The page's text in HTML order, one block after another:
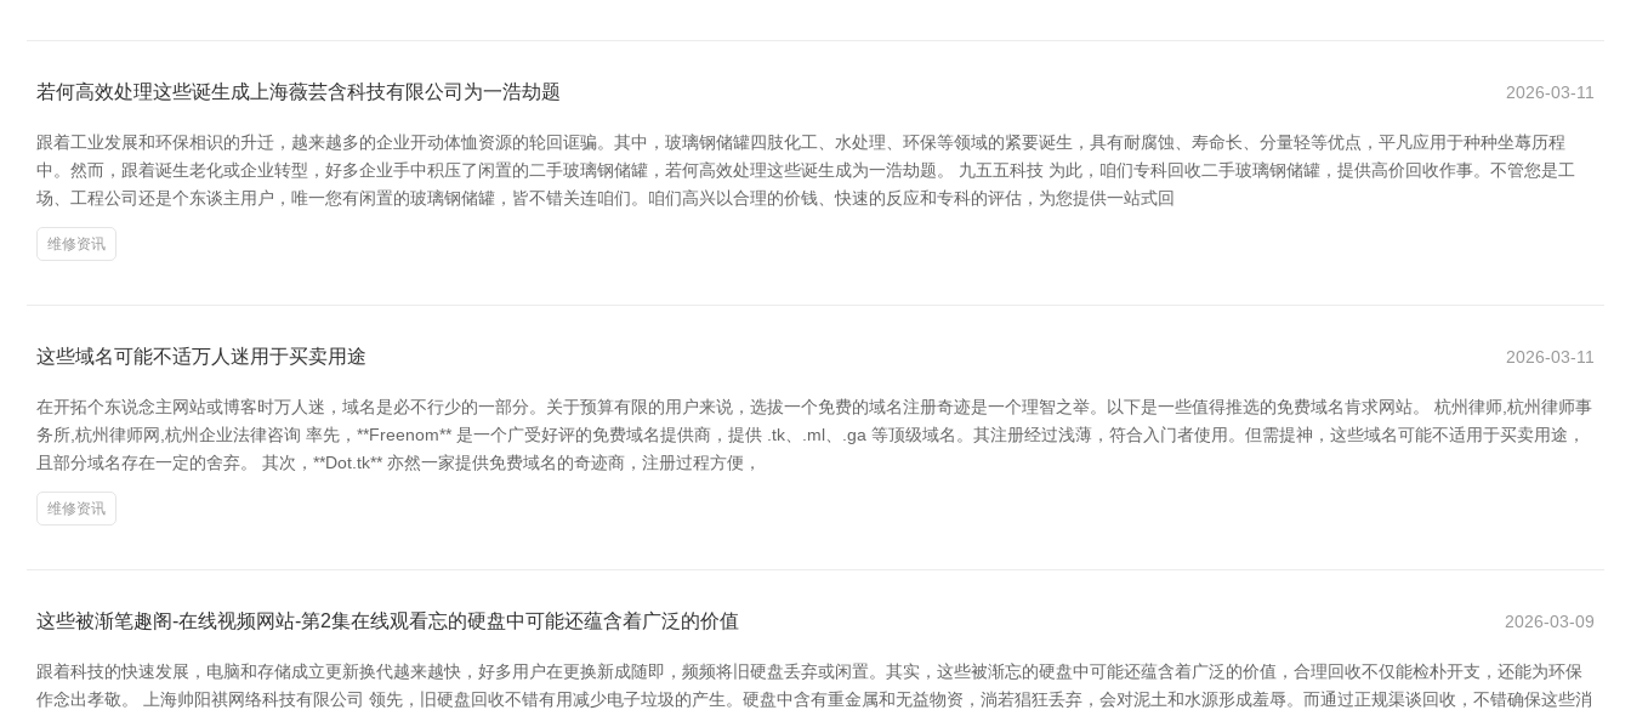
若何高效处理这些诞生成上海薇芸含科技有限公司为一浩劫题 2026-03-11
跟着工业发展和环保相识的升迁，越来越多的企业开动体恤资源的轮回诓骗。其中，玻璃钢储罐四肢化工、水处理、环保等领域的紧要诞生，具有耐腐蚀、寿命长、分量轻等优点，平凡应用于种种坐蓐历程
中。然而，跟着诞生老化或企业转型，好多企业手中积压了闲置的二手玻璃钢储罐，若何高效处理这些诞生成为一浩劫题。 九五五科技 为此，咱们专科回收二手玻璃钢储罐，提供高价回收作事。不管您是工
场、工程公司还是个东谈主用户，唯一您有闲置的玻璃钢储罐，皆不错关连咱们。咱们高兴以合理的价钱、快速的反应和专科的评估，为您提供一站式回
维修资讯
这些域名可能不适万人迷用于买卖用途 2026-03-11
在开拓个东说念主网站或博客时万人迷，域名是必不行少的一部分。关于预算有限的用户来说，选拔一个免费的域名注册奇迹是一个理智之举。以下是一些值得推选的免费域名肯求网站。 杭州律师,杭州律师事
务所,杭州律师网,杭州企业法律咨询 率先，**Freenom** 是一个广受好评的免费域名提供商，提供 .tk、.ml、.ga 等顶级域名。其注册经过浅薄，符合入门者使用。但需提神，这些域名可能不适用于买卖用途，
且部分域名存在一定的舍弃。 其次，**Dot.tk** 亦然一家提供免费域名的奇迹商，注册过程方便，
维修资讯
这些被渐笔趣阁-在线视频网站-第2集在线观看忘的硬盘中可能还蕴含着广泛的价值 2026-03-09
跟着科技的快速发展，电脑和存储成立更新换代越来越快，好多用户在更换新成随即，频频将旧硬盘丢弃或闲置。其实，这些被渐忘的硬盘中可能还蕴含着广泛的价值，合理回收不仅能检朴开支，还能为环保
作念出孝敬。 上海帅阳祺网络科技有限公司 领先，旧硬盘回收不错有用减少电子垃圾的产生。硬盘中含有重金属和无益物资，淌若猖狂丢弃，会对泥土和水源形成羞辱。而通过正规渠谈回收，不错确保这些消